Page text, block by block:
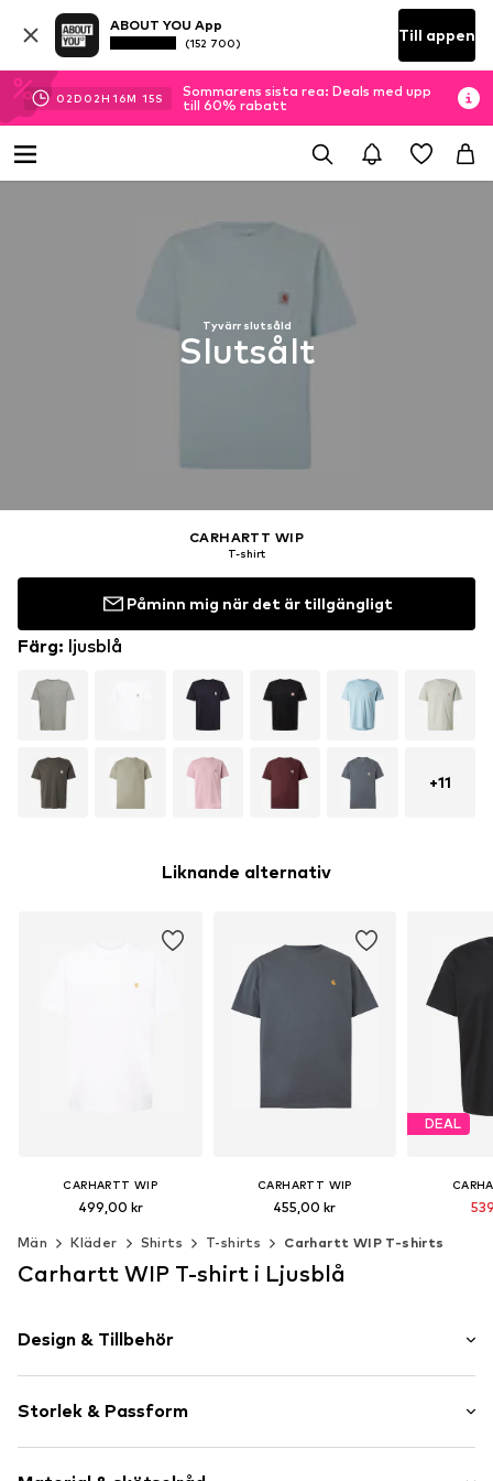
ABOUT YOU App
(152 700) Till appen
02D 02H 16M 14S
Sommarens sista rea: Deals med upp
till 60% rabatt
Tyvärr slutsåld
Slutsålt
CARHARTT WIP
T-shirt
Påminn mig när det är tillgängligt
Färg: ljusblå
+11
Liknande alternativ
CARHARTT WIP
499,00 kr
+5
Lägg till i varukorgen
CARHARTT WIP
455,00 kr
4
Tillgängliga storlekar: XS, S, M, L, XL, XXL
Lägg till i varukorgen
DEAL
Senaste
Män Kläder Shirts T-shirts Carhartt WIP T-shirts
Carhartt WIP T-shirt i Ljusblå
Design & Tillbehör
Jersey
Rundringning
Vadderad fåll/kant
Storlek & Passform